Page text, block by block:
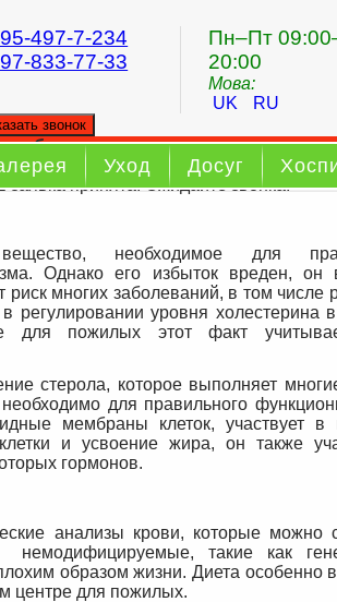
497-7-234
833-77-33
Пн–Пт
20:00
Мова:
UK
RU
звонок
обратного звонка
заявка принята. Ожидайте звонка.
Уход Досуг
необходимое для
Однако его избыток вреден, он
риск многих заболеваний, в том числе
регулировании уровня холестерина
для пожилых этот факт
стерола, которое выполняет
для правильного
мембраны клеток, участвует в
и усвоение жира, он также
гормонов.
анализы крови, которые можно
такие как
образом жизни. Диета особенно
центре для пожилых.